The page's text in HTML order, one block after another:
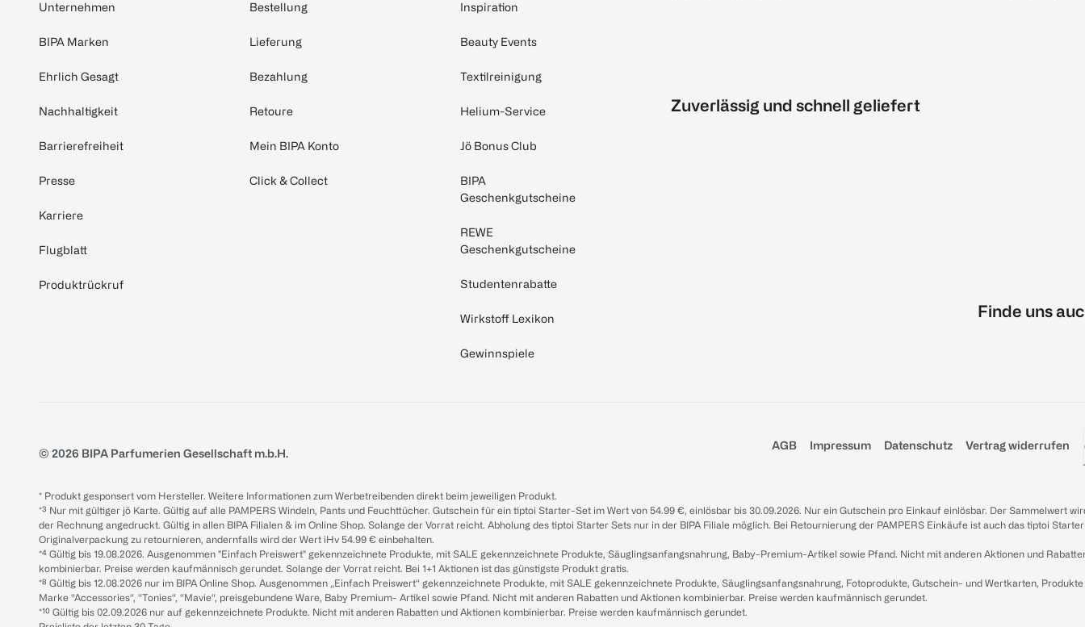
Unternehmen
BIPA Marken
Ehrlich Gesagt
Nachhaltigkeit
Barrierefreiheit
Presse
Karriere
Flugblatt
Produktrückruf
Bestellung
Lieferung
Bezahlung
Retoure
Mein BIPA Konto
Click & Collect
Inspiration
Beauty Events
Textilreinigung
Helium-Service
Jö Bonus Club
BIPA
Geschenkgutscheine
REWE
Geschenkgutscheine
Studentenrabatte
Wirkstoff Lexikon
Gewinnspiele
Zuverlässig und schnell geliefert
Finde uns
© 2026 BIPA Parfumerien Gesellschaft m.b.H.
AGB Impressum Datenschutz Vertrag widerrufen
* Produkt gesponsert vom Hersteller. Weitere Informationen zum Werbetreibenden direkt beim jeweiligen Produkt.
*³ Nur mit gültiger jö Karte. Gültig auf alle PAMPERS Windeln, Pants und Feuchttücher. Gutschein für ein tiptoi Starter-Set im Wert von 54.99 €, einlösbar bis 30.09.2026. Nur ein Gutschein pro Einkauf einlösbar. Der Sammelwert
der Rechnung angedruckt. Gültig in allen BIPA Filialen & im Online Shop. Solange der Vorrat reicht. Abholung des tiptoi Starter Sets nur in der BIPA Filiale möglich. Bei Retournierung der PAMPERS Einkäufe ist auch das tiptoi
Originalverpackung zu retournieren, andernfalls wird der Wert iHv 54.99 € einbehalten.
*⁴ Gültig bis 19.08.2026. Ausgenommen "Einfach Preiswert" gekennzeichnete Produkte, mit SALE gekennzeichnete Produkte, Säuglingsanfangsnahrung, Baby-Premium-Artikel sowie Pfand. Nicht mit anderen Aktionen und
kombinierbar. Preise werden kaufmännisch gerundet. Solange der Vorrat reicht. Bei 1+1 Aktionen ist das günstigste Produkt gratis.
*⁸ Gültig bis 12.08.2026 nur im BIPA Online Shop. Ausgenommen „Einfach Preiswert“ gekennzeichnete Produkte, mit SALE gekennzeichnete Produkte, Säuglingsanfangsnahrung, Fotoprodukte, Gutschein- und Wertkarten,
Marke “Accessories“, “Tonies“, “Mavie“, preisgebundene Ware, Baby Premium- Artikel sowie Pfand. Nicht mit anderen Rabatten und Aktionen kombinierbar. Preise werden kaufmännisch gerundet.
*¹⁰ Gültig bis 02.09.2026 nur auf gekennzeichnete Produkte. Nicht mit anderen Rabatten und Aktionen kombinierbar. Preise werden kaufmännisch gerundet.